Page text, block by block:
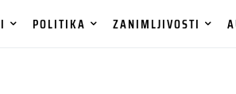
POLITIKA ZANIMLJIVOSTI